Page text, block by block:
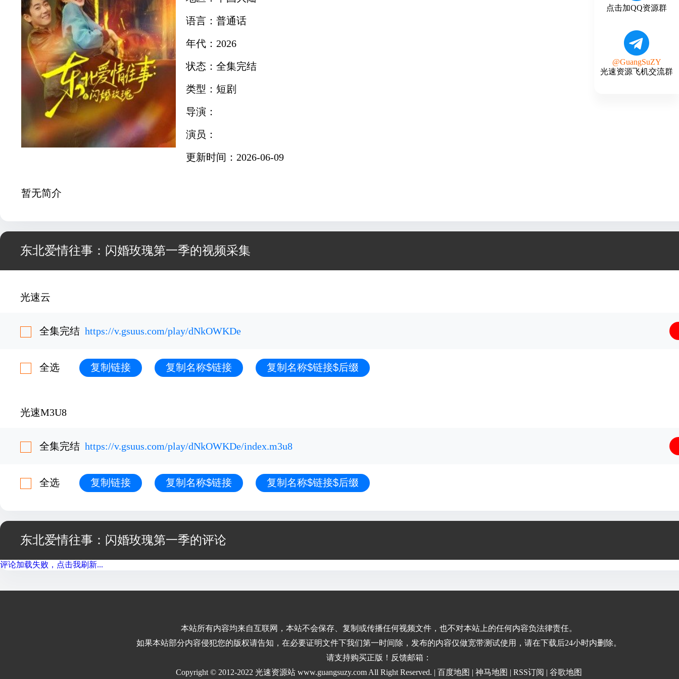
语言：普通话
年代：2026
状态：全集完结
类型：短剧
导演：
演员：
更新时间：2026-06-09
暂无简介
东北爱情往事：闪婚玫瑰第一季的视频采集
光速云
全集完结 https://v.gsuus.com/play/dNkOWKDe
全选 复制链接 复制名称$链接 复制名称$链接$后缀
光速M3U8
全集完结 https://v.gsuus.com/play/dNkOWKDe/index.m3u8
全选 复制链接 复制名称$链接 复制名称$链接$后缀
东北爱情往事：闪婚玫瑰第一季的评论
评论加载失败，点击我刷新...
点击加QQ资源群
@GuangSuZY
光速资源飞机交流群
本站所有内容均来自互联网，本站不会保存、复制或传播任何视频文件，也不对本站上的任何内容负法律责任。
如果本站部分内容侵犯您的版权请告知，在必要证明文件下我们第一时间除，发布的内容仅做宽带测试使用，请在下载后24小时内删除。
请支持购买正版！反馈邮箱：
Copyright © 2012-2022 光速资源站 www.guangsuzy.com All Right Reserved. | 百度地图 | 神马地图 | RSS订阅 | 谷歌地图